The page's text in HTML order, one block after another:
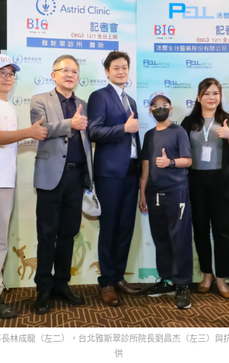
林成龍（左二），台北雅斯翠診所院長劉昌杰（左三）
供